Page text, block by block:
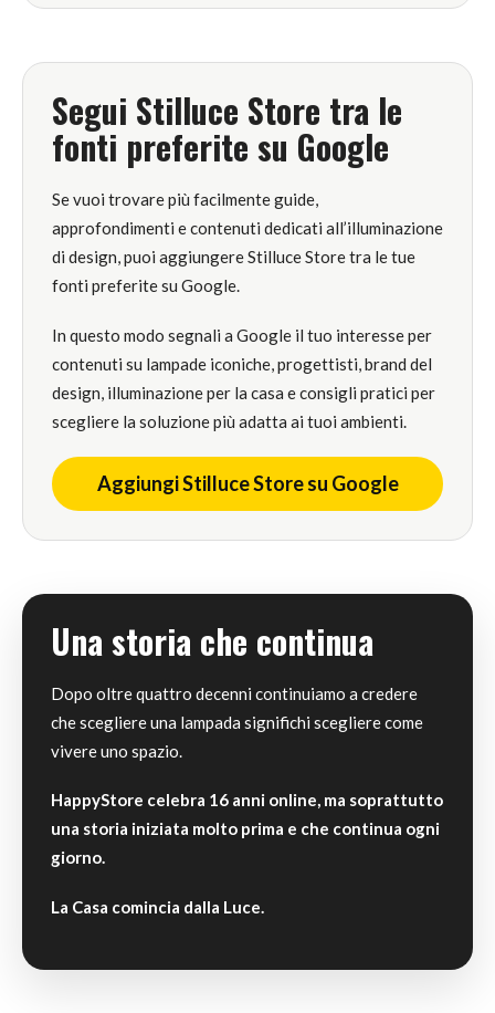
Segui Stilluce Store tra le
fonti preferite su Google
Se vuoi trovare più facilmente guide,
approfondimenti e contenuti dedicati all’illuminazione
di design, puoi aggiungere Stilluce Store tra le tue
fonti preferite su Google.
In questo modo segnali a Google il tuo interesse per
contenuti su lampade iconiche, progettisti, brand del
design, illuminazione per la casa e consigli pratici per
scegliere la soluzione più adatta ai tuoi ambienti.
Aggiungi Stilluce Store su Google
Una storia che continua
Dopo oltre quattro decenni continuiamo a credere
che scegliere una lampada significhi scegliere come
vivere uno spazio.
HappyStore celebra 16 anni online, ma soprattutto
una storia iniziata molto prima e che continua ogni
giorno.
La Casa comincia dalla Luce.